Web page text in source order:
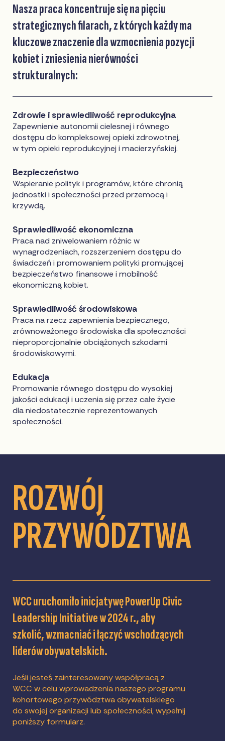
Nasza praca koncentruje się na pięciu
strategicznych filarach, z których każdy ma
kluczowe znaczenie dla wzmocnienia pozycji
kobiet i zniesienia nierówności
strukturalnych:
Zdrowie i sprawiedliwość reprodukcyjna
Zapewnienie autonomii cielesnej i równego
dostępu do kompleksowej opieki zdrowotnej,
w tym opieki reprodukcyjnej i macierzyńskiej.
Bezpieczeństwo
Wspieranie polityk i programów, które chronią
jednostki i społeczności przed przemocą i
krzywdą.
Sprawiedliwość ekonomiczna
Praca nad zniwelowaniem różnic w
wynagrodzeniach, rozszerzeniem dostępu do
świadczeń i promowaniem polityki promującej
bezpieczeństwo finansowe i mobilność
ekonomiczną kobiet.
Sprawiedliwość środowiskowa
Praca na rzecz zapewnienia bezpiecznego,
zrównoważonego środowiska dla społeczności
nieproporcjonalnie obciążonych szkodami
środowiskowymi.
Edukacja
Promowanie równego dostępu do wysokiej
jakości edukacji i uczenia się przez całe życie
dla niedostatecznie reprezentowanych
społeczności.
ROZWÓJ
PRZYWÓDZTWA
WCC uruchomiło inicjatywę PowerUp Civic
Leadership Initiative w 2024 r., aby
szkolić, wzmacniać i łączyć wschodzących
liderów obywatelskich.
Jeśli jesteś zainteresowany współpracą z
WCC w celu wprowadzenia naszego programu
kohortowego przywództwa obywatelskiego
do swojej organizacji lub społeczności, wypełnij
poniższy formularz.